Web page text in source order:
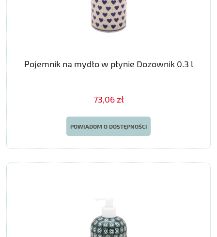
Pojemnik na mydło w płynie Dozownik 0.3 l
73,06 zł
POWIADOM O DOSTĘPNOŚCI